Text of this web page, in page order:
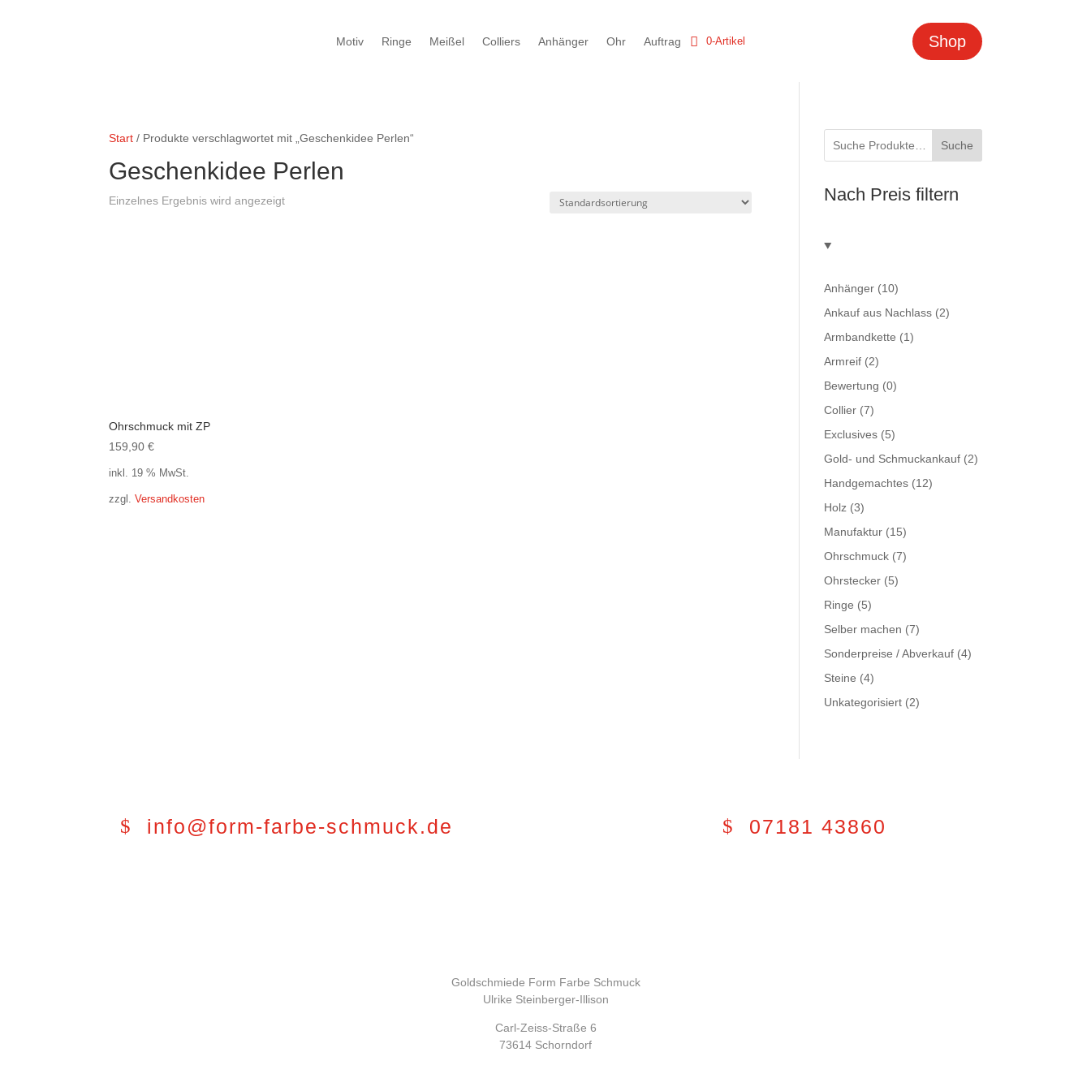
Motiv Ringe Meißel Colliers Anhänger Ohr Auftrag 0-Artikel Shop
Start / Produkte verschlagwortet mit „Geschenkidee Perlen“
Geschenkidee Perlen
Einzelnes Ergebnis wird angezeigt
Ohrschmuck mit ZP
159,90€
inkl. 19 % MwSt.
zzgl.Versandkosten
Suche
Nach Preis filtern
Anhänger (10)
Ankauf aus Nachlass (2)
Armbandkette (1)
Armreif (2)
Bewertung (0)
Collier (7)
Exclusives (5)
Gold- und Schmuckankauf (2)
Handgemachtes (12)
Holz (3)
Manufaktur (15)
Ohrschmuck (7)
Ohrstecker (5)
Ringe (5)
Selber machen (7)
Sonderpreise / Abverkauf (4)
Steine (4)
Unkategorisiert (2)
info@form-farbe-schmuck.de 07181 43860
Goldschmiede Form Farbe Schmuck
Ulrike Steinberger-Illison
Carl-Zeiss-Straße 6
73614 Schorndorf